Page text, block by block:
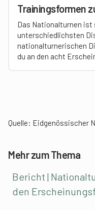
Trainingsformen
Das Nationalturnen
unterschiedlichsten
nationalturnerischen
du an den acht
Quelle: Eidgenössischer
Mehr zum Thema
Bericht |
den